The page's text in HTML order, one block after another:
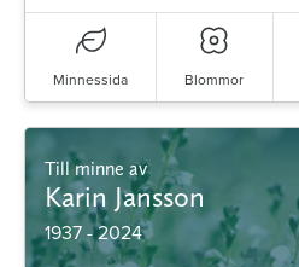
Minnessida Blommor
Till minne av
Karin Jansson
1937 - 2024